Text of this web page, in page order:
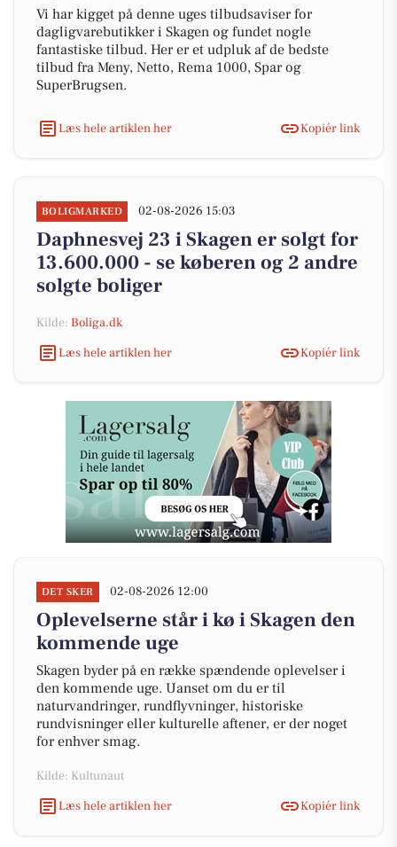
Vi har kigget på denne uges tilbudsaviser for
dagligvarebutikker i Skagen og fundet nogle
fantastiske tilbud. Her er et udpluk af de bedste
tilbud fra Meny, Netto, Rema 1000, Spar og
SuperBrugsen.
Læs hele artiklen her Kopiér link
BOLIGMARKED 02-08-2026 15:03
Daphnesvej 23 i Skagen er solgt for
13.600.000 - se køberen og 2 andre
solgte boliger
Kilde: Boliga.dk
Læs hele artiklen her
Kopiér link
DET SKER 02-08-2026 12:00
Oplevelserne står i kø i Skagen den
kommende uge
Skagen byder på en række spændende oplevelser i
den kommende uge. Uanset om du er til
naturvandringer, rundflyvninger, historiske
rundvisninger eller kulturelle aftener, er der noget
for enhver smag.
Kilde: Kultunaut
Læs hele artiklen her
Kopiér link